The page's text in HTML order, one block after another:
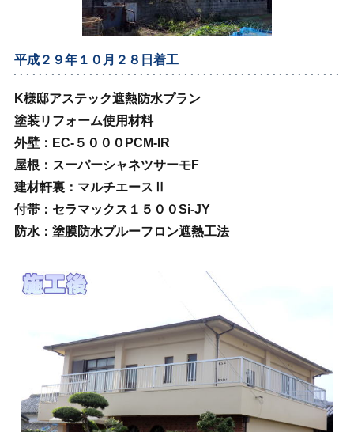
平成２９年１０月２８日着工
K様邸アステック遮熱防水プラン
塗装リフォーム使用材料
外壁：EC‐５０００PCM‐IR
屋根：スーパーシャネツサーモF
建材軒裏：マルチエースⅡ
付帯：セラマックス１５００Si‐JY
防水：塗膜防水プルーフロン遮熱工法